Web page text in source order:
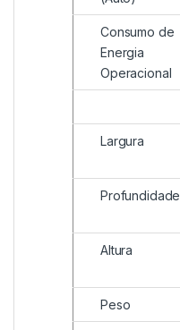
Consumo de
Energia
Operacional
Largura
Profundidade
Altura
Peso